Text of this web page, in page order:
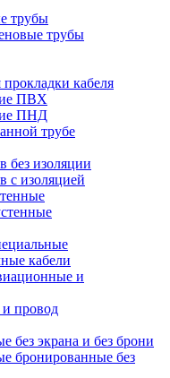
трубы
трубы
кабеля
ПВХ
ПНД
трубе
без изоляции
с изоляцией
кабели
и
провод
без экрана и без брони
бронированные без